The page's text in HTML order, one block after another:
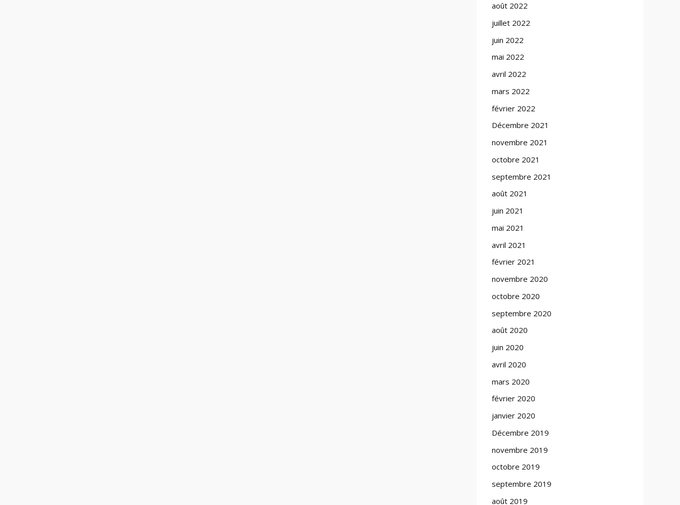
août 2022
juillet 2022
juin 2022
mai 2022
avril 2022
mars 2022
février 2022
Décembre 2021
novembre 2021
octobre 2021
septembre 2021
août 2021
juin 2021
mai 2021
avril 2021
février 2021
novembre 2020
octobre 2020
septembre 2020
août 2020
juin 2020
avril 2020
mars 2020
février 2020
janvier 2020
Décembre 2019
novembre 2019
octobre 2019
septembre 2019
août 2019